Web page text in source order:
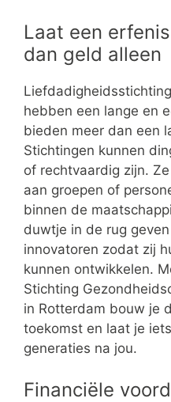
Laat een
dan geld alleen
hebben een lange en
bieden meer dan een
Stichtingen kunnen
of rechtvaardig zijn.
aan groepen of
binnen de
duwtje in de rug
innovatoren zodat zij
kunnen ontwikkelen.
Stichting
in Rotterdam bouw je
toekomst en laat je
generaties na jou.
Financiële